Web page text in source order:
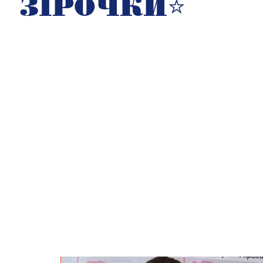
ЗІРОЧКИ⭐️